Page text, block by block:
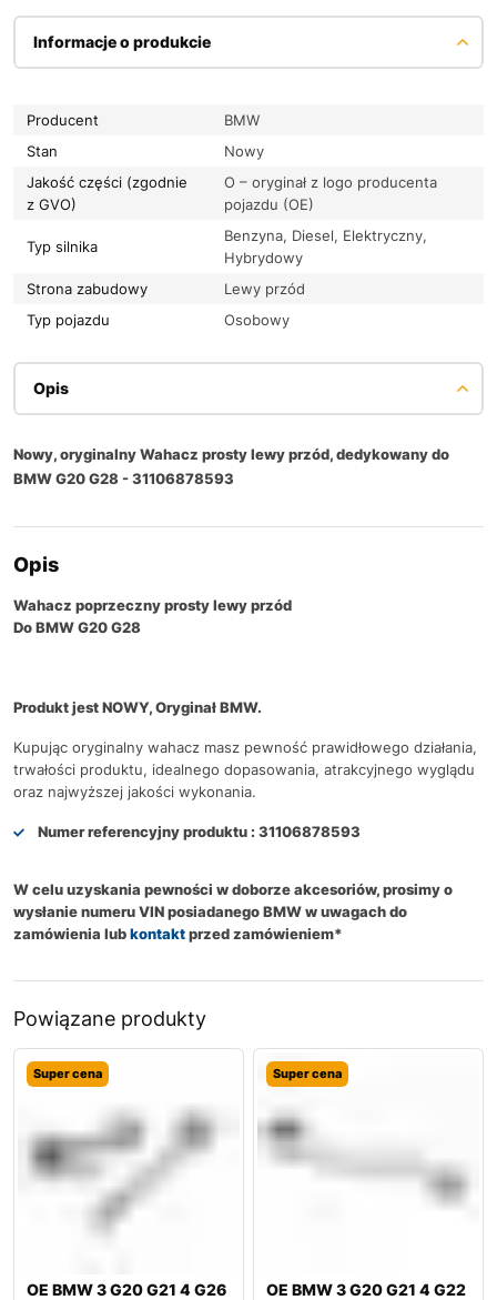
Informacje o produkcie
Producent
BMW
Stan
Nowy
Jakość części (zgodnie
z GVO)
O – oryginał z logo producenta
pojazdu (OE)
Typ silnika
Benzyna, Diesel, Elektryczny,
Hybrydowy
Strona zabudowy
Lewy przód
Typ pojazdu
Osobowy
Opis
Nowy, oryginalny Wahacz prosty lewy przód, dedykowany do
BMW G20 G28 - 31106878593
Opis
Wahacz poprzeczny prosty lewy przód
Do BMW G20 G28
Produkt jest NOWY, Oryginał BMW.
Kupując oryginalny wahacz masz pewność prawidłowego działania,
trwałości produktu, idealnego dopasowania, atrakcyjnego wyglądu
oraz najwyższej jakości wykonania.
Numer referencyjny produktu : 31106878593
W celu uzyskania pewności w doborze akcesoriów, prosimy o
wysłanie numeru VIN posiadanego BMW w uwagach do
zamówienia lubkontaktprzed zamówieniem*
Powiązane produkty
Super cena
OE BMW 3 G20 G21 4 G26
Super cena
OE BMW 3 G20 G21 4 G22